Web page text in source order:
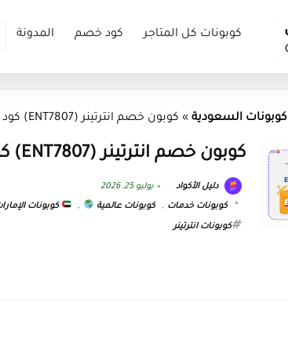
كوبونات كل المتاجر كود خصم المدونة
كوبونات السعودية » كوبون خصم انترتينر (ENT7807) كود The Entertainer 2026
كوبون خصم انترتينر (ENT7807) كود The Entertainer 2026
دليل الأكواد يوليو 25, 2026
كوبونات خدمات , كوبونات عالمية , كوبونات
كوبونات انترتينر